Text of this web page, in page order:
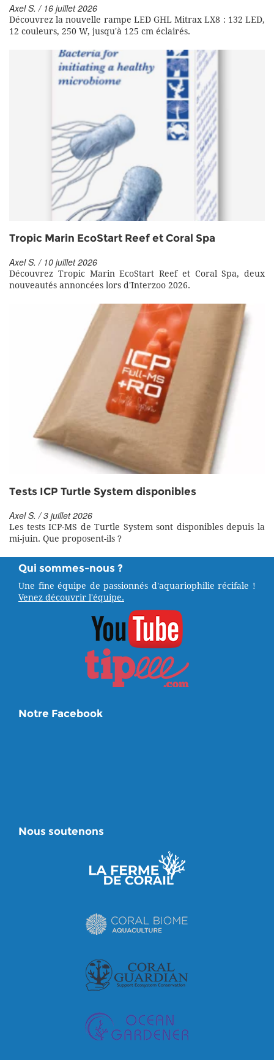
Axel S. / 16 juillet 2026
Découvrez la nouvelle rampe LED GHL Mitrax LX8 : 132 LED,
12 couleurs, 250 W, jusqu'à 125 cm éclairés.
Tropic Marin EcoStart Reef et Coral Spa
Axel S. / 10 juillet 2026
Découvrez Tropic Marin EcoStart Reef et Coral Spa, deux
nouveautés annoncées lors d'Interzoo 2026.
Tests ICP Turtle System disponibles
Axel S. / 3 juillet 2026
Les tests ICP-MS de Turtle System sont disponibles depuis la
mi-juin. Que proposent-ils ?
Qui sommes-nous ?
Une fine équipe de passionnés d'aquariophilie récifale !
Venez découvrir l'équipe.
Notre Facebook
Nous soutenons